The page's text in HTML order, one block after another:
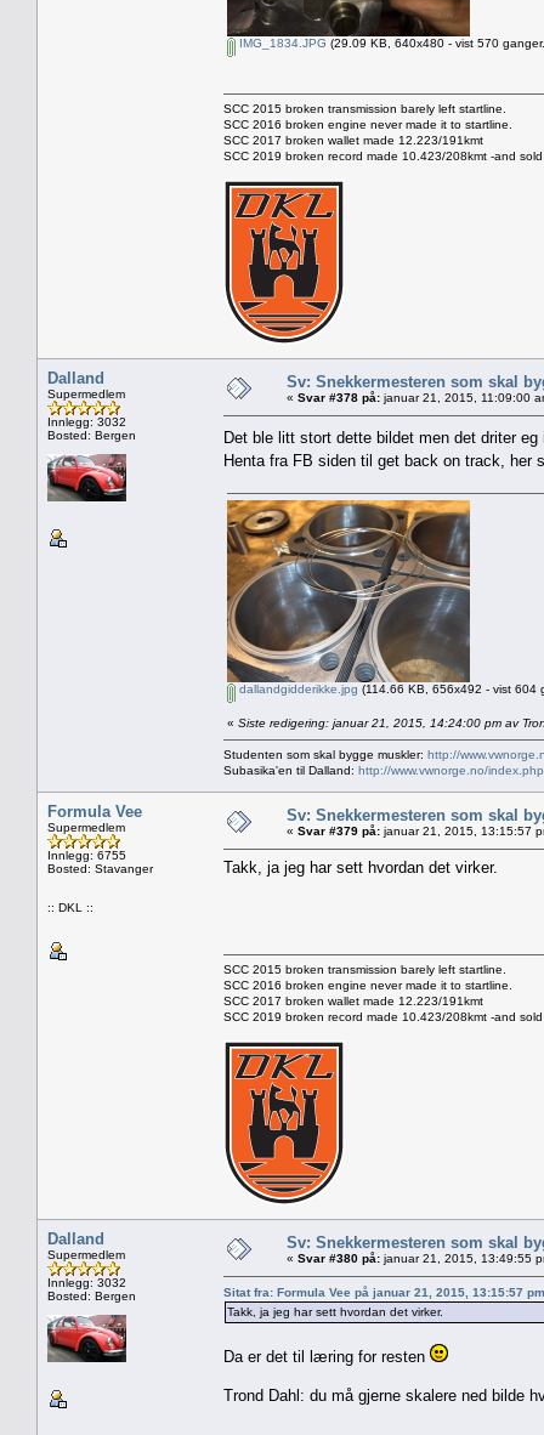
IMG_1834.JPG (29.09 KB, 640x480 - vist 570
SCC 2015 broken transmission barely left startline.
SCC 2016 broken engine never made it to startline.
SCC 2017 broken wallet made 12.223/191kmt
SCC 2019 broken record made 10.423/208kmt -and
Dalland
Supermedlem
Innlegg: 3032
Bosted: Bergen
Sv: Snekkermesteren som skal
« Svar #378 på: januar 21, 2015, 11:09:00
Det ble litt stort dette bildet men det driter
Henta fra FB siden til get back on track, her
dallandgidderikke.jpg (114.66 KB, 656x492 - vist 604
« Siste redigering: januar 21, 2015, 14:24:00 pm av
Studenten som skal bygge muskler: http://
Subasika'en til Dalland: http://www.vwnorge.no/
Formula Vee
Supermedlem
Innlegg: 6755
Bosted: Stavanger
:: DKL ::
Sv: Snekkermesteren som skal
« Svar #379 på: januar 21, 2015, 13:15:57
Takk, ja jeg har sett hvordan det virker.
SCC 2015 broken transmission barely left startline.
SCC 2016 broken engine never made it to startline.
SCC 2017 broken wallet made 12.223/191kmt
SCC 2019 broken record made 10.423/208kmt -and
Dalland
Supermedlem
Innlegg: 3032
Bosted: Bergen
Sv: Snekkermesteren som skal
« Svar #380 på: januar 21, 2015, 13:49:55
Sitat fra: Formula Vee på januar 21, 2015, 13:15:57 pm
Takk, ja jeg har sett hvordan det virker.
Da er det til læring for resten
Trond Dahl: du må gjerne skalere ned bilde